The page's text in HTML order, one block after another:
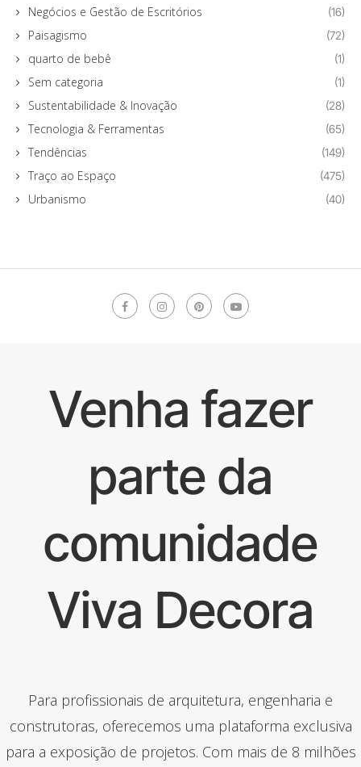
Negócios e Gestão de Escritórios (16)
Paisagismo (72)
quarto de bebê (1)
Sem categoria (1)
Sustentabilidade & Inovação (28)
Tecnologia & Ferramentas (65)
Tendências (149)
Traço ao Espaço (475)
Urbanismo (40)
Venha fazer
parte da
comunidade
Viva Decora
Para profissionais de arquitetura, engenharia e
construtoras, oferecemos uma plataforma exclusiva
para a exposição de projetos. Com mais de 8 milhões